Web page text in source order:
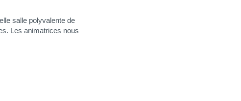
salle polyvalente de
Les animatrices nous